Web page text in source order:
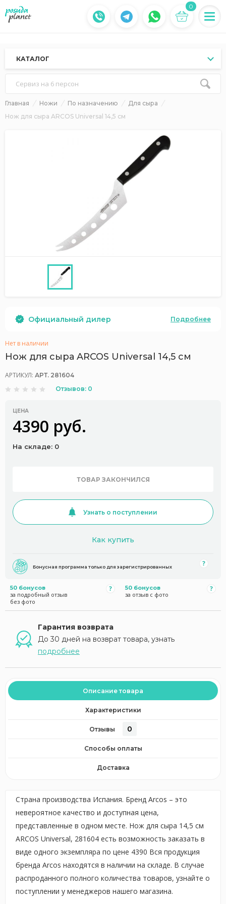
0
КАТАЛОГ
Сервиз на 6 персон
Главная Ножи По назначению
Для сыра
Нож для сыра ARCOS Universal 14,5 см
Официальный дилер Подробнее
Нет в наличии
Нож для сыра ARCOS Universal 14,5 см
АРТИКУЛ: АРТ. 281604
Отзывов: 0
ЦЕНА
4390 руб.
На складе: 0
ТОВАР ЗАКОНЧИЛСЯ
Узнать о поступлении
Как купить
Бонусная программа только для зарегистрированных
50 бонусов
за подробный отзыв
без фото
50 бонусов
за отзыв с фото
Гарантия возврата
До 30 дней на возврат товара, узнать
подробнее
Описание товара
Характеристики
Отзывы 0
Способы оплаты
Доставка
Страна производства Испания. Бренд Arcos – это
невероятное качество и доступная цена,
представленные в одном месте. Нож для сыра 14,5 см
ARCOS Universal, 281604 есть возможность заказать в
виде одного экземпляра по цене 4390 Вся продукция
бренда Arcos находятся в наличии на складе. В случае
распроданного полного количества товаров, узнайте о
поступлении у менеджеров нашего магазина.